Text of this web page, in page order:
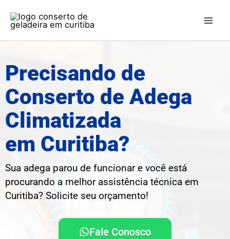
para
Precisando de
Conserto de Adega
Climatizada
em Curitiba?
Sua adega parou de funcionar e você está
procurando a melhor assistência técnica em
Curitiba? Solicite seu orçamento!
Fale Conosco